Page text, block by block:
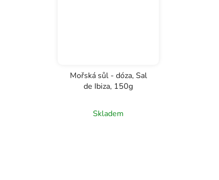
Mořská sůl - dóza, Sal
de Ibiza, 150g
Skladem